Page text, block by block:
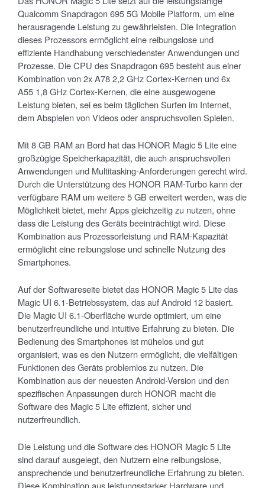
Qualcomm Snapdragon 695 5G Mobile Platform, um eine
herausragende Leistung zu gewährleisten. Die Integration
dieses Prozessors ermöglicht eine reibungslose und
effiziente Handhabung verschiedenster Anwendungen und
Prozesse. Die CPU des Snapdragon 695 besteht aus einer
Kombination von 2x A78 2,2 GHz Cortex-Kernen und 6x
A55 1,8 GHz Cortex-Kernen, die eine ausgewogene
Leistung bieten, sei es beim täglichen Surfen im Internet,
dem Abspielen von Videos oder anspruchsvollen Spielen.
Mit 8 GB RAM an Bord hat das HONOR Magic 5 Lite eine
großzügige Speicherkapazität, die auch anspruchsvollen
Anwendungen und Multitasking-Anforderungen gerecht wird.
Durch die Unterstützung des HONOR RAM-Turbo kann der
verfügbare RAM um weitere 5 GB erweitert werden, was die
Möglichkeit bietet, mehr Apps gleichzeitig zu nutzen, ohne
dass die Leistung des Geräts beeinträchtigt wird. Diese
Kombination aus Prozessorleistung und RAM-Kapazität
ermöglicht eine reibungslose und schnelle Nutzung des
Smartphones.
Auf der Softwareseite bietet das HONOR Magic 5 Lite das
Magic UI 6.1-Betriebssystem, das auf Android 12 basiert.
Die Magic UI 6.1-Oberfläche wurde optimiert, um eine
benutzerfreundliche und intuitive Erfahrung zu bieten. Die
Bedienung des Smartphones ist mühelos und gut
organisiert, was es den Nutzern ermöglicht, die vielfältigen
Funktionen des Geräts problemlos zu nutzen. Die
Kombination aus der neuesten Android-Version und den
spezifischen Anpassungen durch HONOR macht die
Software des Magic 5 Lite effizient, sicher und
nutzerfreundlich.
Die Leistung und die Software des HONOR Magic 5 Lite
sind darauf ausgelegt, den Nutzern eine reibungslose,
ansprechende und benutzerfreundliche Erfahrung zu bieten.
Diese Kombination aus leistungsstarker Hardware und